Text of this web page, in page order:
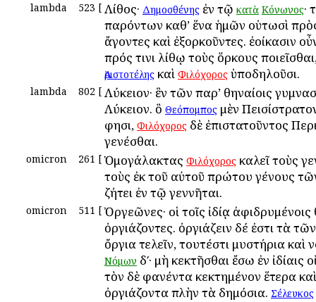
lambda 523 [ Λίθος· Δημοσθένης ἐν τῷ κατὰ Κόνωνος·
παρόντων καθ’ ἕνα ἡμῶν οὑτωσὶ
ἄγοντες καὶ ἐξορκοῦντες. ἐοίκασιν
πρός τινι λίθῳ τοὺς ὅρκους
Ἀριστοτέλης καὶ Φιλόχορος ὑποδηλοῦσι.
lambda 802 [ Λύκειον· ἓν τῶν παρ’ Ἀθηναίοις
Λύκειον. ὃ Θεόπομπος μὲν
φησι, Φιλόχορος δὲ ἐπιστατοῦντος
γενέσθαι.
omicron 261 [ Ὁμογάλακτας Φιλόχορος καλεῖ τοὺς
τοὺς ἐκ τοῦ αὐτοῦ πρώτου γένους
ζήτει ἐν τῷ γεννῆται.
omicron 511 [ Ὀργεῶνες· οἱ τοῖς ἰδίᾳ ἀφιδρυμένοις
ὀργιάζοντες. ὀργιάζειν δέ ἐστι τὰ
ὄργια τελεῖν, τουτέστι μυστήρια καὶ
Νόμων δʹ· μὴ κεκτῆσθαι ἔσω ἐν ἰδίαις
τὸν δὲ φανέντα κεκτημένον ἕτερα καὶ
ὀργιάζοντα πλὴν τὰ δημόσια. Σέλευκος